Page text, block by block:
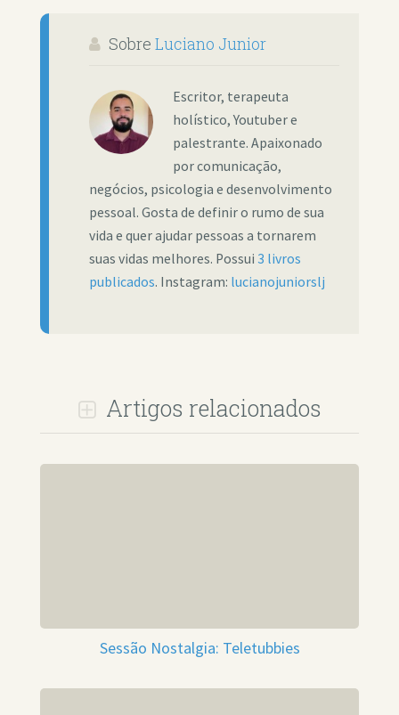
Sobre Luciano Junior
Escritor, terapeuta
holístico, Youtuber e
palestrante. Apaixonado
por comunicação,
negócios, psicologia e desenvolvimento
pessoal. Gosta de definir o rumo de sua
vida e quer ajudar pessoas a tornarem
suas vidas melhores. Possui 3 livros
publicados. Instagram: lucianojuniorslj
Artigos relacionados
Sessão Nostalgia: Teletubbies